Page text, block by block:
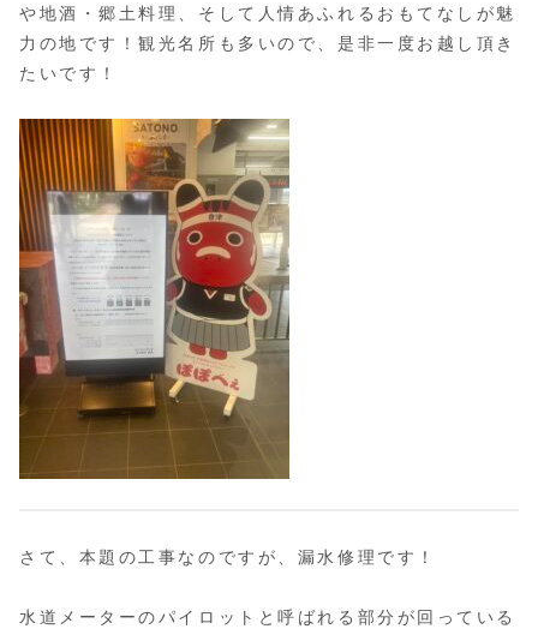
や地酒・郷土料理、そして人情あふれるおもてなしが魅
力の地です！観光名所も多いので、是非一度お越し頂き
たいです！
さて、本題の工事なのですが、漏水修理です！
水道メーターのパイロットと呼ばれる部分が回っている